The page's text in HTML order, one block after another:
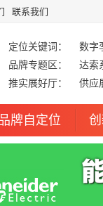
联系我们
定位关键词：
数字
品牌专题区：
达索
推实展好厅：
供应
牌自定位